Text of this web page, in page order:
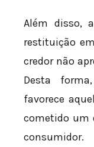
Além disso,
restituição
credor não
Desta
favorece
cometido um
consumidor.